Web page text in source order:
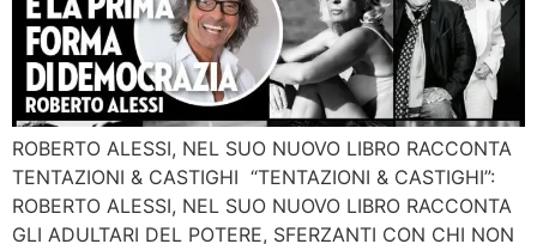
ROBERTO ALESSI, NEL SUO NUOVO LIBRO RACCONTA
TENTAZIONI & CASTIGHI “TENTAZIONI & CASTIGHI”:
ROBERTO ALESSI, NEL SUO NUOVO LIBRO RACCONTA
GLI ADULTARI DEL POTERE, SFERZANTI CON CHI NON